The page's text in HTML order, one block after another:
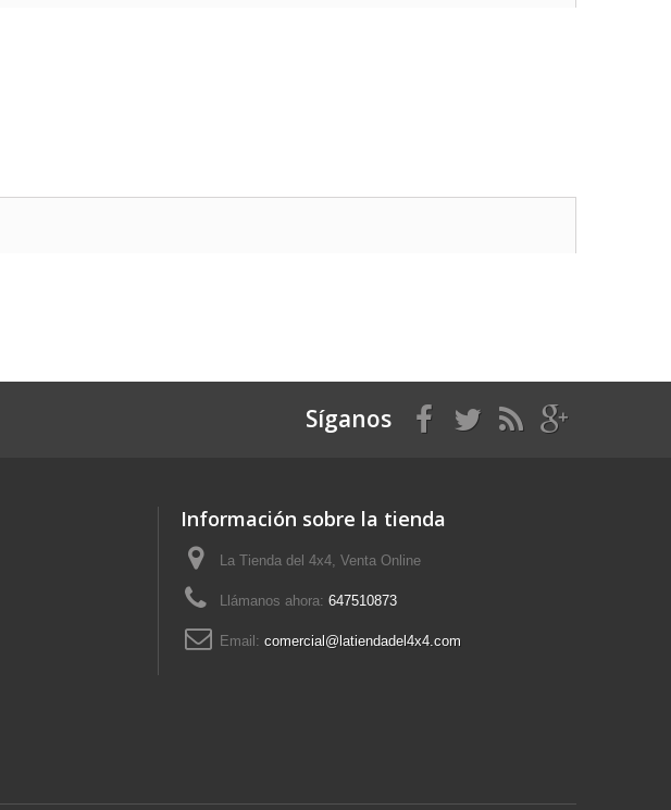
Síganos
Información sobre la tienda
La Tienda del 4x4, Venta Online
Llámanos ahora: 647510873
Email: comercial@latiendadel4x4.com